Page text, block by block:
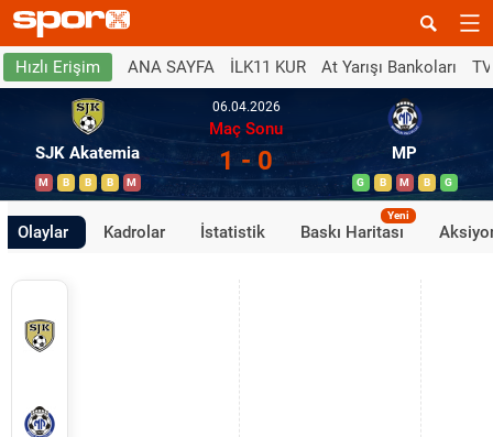
Hızlı Erişim ANA SAYFA İLK11 KUR At Yarışı Bankoları
SJK Akatemia
M B B B M
06.04.2026
Maç Sonu
1 - 0 MP
G B M B G
Olaylar Kadrolar İstatistik Baskı Haritası
Yeni